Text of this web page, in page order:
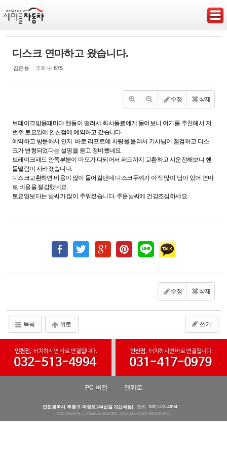
디스크 연마하고 왔습니다.
김준용 조회 수 675
수정 삭제
브레이크밟을때마다 핸들이 떨려서 회사동료에게 물어보니 여기를 추천해서 저
번주 토요일에 안산점에 예약하고 갔습니다.
예약하고 방문해서 인지 바로 리프트에 차량을 올려서 기사님이 점검하고 디스
크가 변형되었다는 설명을 듣고 정비했네요.
브레이크패드 안쪽부분이 마모가 다되어서 패드까지 교환하고 시운전해보니 핸
들떨림이 사라졌습니다.
디스크교환하면 비용이 많이 들어갈텐데 디스크두께가 아직 많이 남아 있어 연마
로 비용을 절감했네요.
토요일보다는 날씨가 많이 추워졌습니다. 추운날씨에 건강조심하세요.
수정 삭제
목록 위로 쓰기
PC 버전 맨위로
인천광역시 부평구 마장로144번길 2(산곡동) 전화 032-513-4994
COPYRIGHTS ⓒ SEMAUL MOTORS. 2015. ALL RIGHT RESERVED.
Sketchbook5, 스케치북5
Sketchbook5, 스케치북5